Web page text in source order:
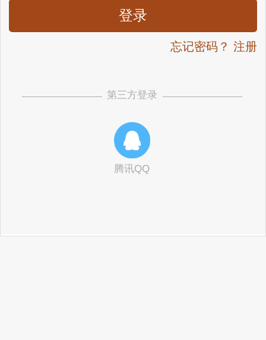
忘记密码？ 注册
第三方登录
腾讯QQ